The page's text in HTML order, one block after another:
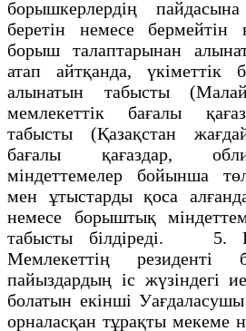
борышкерлердің
беретін немесе
борыш талаптарынан
атап айтқанда, үкіметтік
алынатын табысты
мемлекеттік бағалы
табысты (Қазақстан
бағалы қағаздар,
міндеттемелер бойынша
мен ұтыстарды қоса
немесе борыштық
табысты білдіреді. 5.
Мемлекеттің резиденті
пайыздардың іс жүзіндегі
болатын екінші
орналасқан тұрақты мекеме